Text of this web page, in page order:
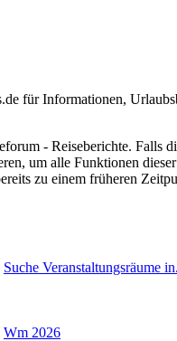
für Informationen,
- Reiseberichte. Falls
um alle Funktionen
zu einem früheren
Suche Veranstaltungsräume
Wm 2026